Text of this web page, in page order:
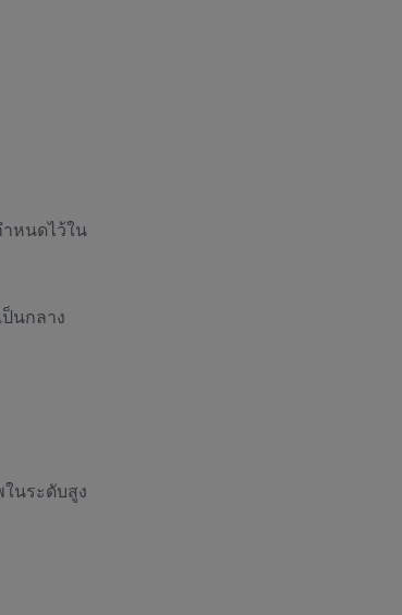
หนดไว้ใน
นกลาง
นระดับสูง